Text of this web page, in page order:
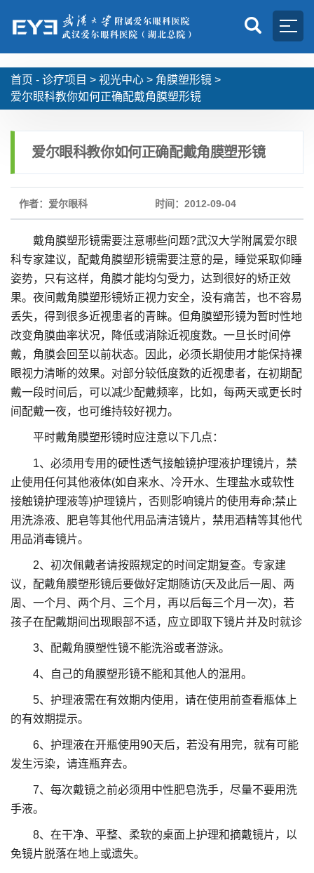
首页 - 诊疗项目 > 视光中心 > 角膜塑形镜 >
爱尔眼科教你如何正确配戴角膜塑形镜
爱尔眼科教你如何正确配戴角膜塑形镜
作者：爱尔眼科 时间：2012-09-04
戴角膜塑形镜需要注意哪些问题?武汉大学附属爱尔眼
科专家建议，配戴角膜塑形镜需要注意的是，睡觉采取仰睡
姿势，只有这样，角膜才能均匀受力，达到很好的矫正效
果。夜间戴角膜塑形镜矫正视力安全，没有痛苦，也不容易
丢失，得到很多近视患者的青睐。但角膜塑形镜为暂时性地
改变角膜曲率状况，降低或消除近视度数。一旦长时间停
戴，角膜会回至以前状态。因此，必须长期使用才能保持裸
眼视力清晰的效果。对部分较低度数的近视患者，在初期配
戴一段时间后，可以减少配戴频率，比如，每两天或更长时
间配戴一夜，也可维持较好视力。
平时戴角膜塑形镜时应注意以下几点：
1、必须用专用的硬性透气接触镜护理液护理镜片，禁
止使用任何其他液体(如自来水、冷开水、生理盐水或软性
接触镜护理液等)护理镜片，否则影响镜片的使用寿命;禁止
用洗涤液、肥皂等其他代用品清洁镜片，禁用酒精等其他代
用品消毒镜片。
2、初次佩戴者请按照规定的时间定期复查。专家建
议，配戴角膜塑形镜后要做好定期随访(天及此后一周、两
周、一个月、两个月、三个月，再以后每三个月一次)，若
孩子在配戴期间出现眼部不适，应立即取下镜片并及时就诊
3、配戴角膜塑性镜不能洗浴或者游泳。
4、自己的角膜塑形镜不能和其他人的混用。
5、护理液需在有效期内使用，请在使用前查看瓶体上
的有效期提示。
6、护理液在开瓶使用90天后，若没有用完，就有可能
发生污染，请连瓶弃去。
7、每次戴镜之前必须用中性肥皂洗手，尽量不要用洗
手液。
8、在干净、平整、柔软的桌面上护理和摘戴镜片，以
免镜片脱落在地上或遗失。